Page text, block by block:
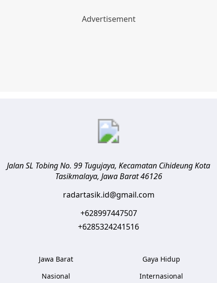
Jalan SL Tobing No. 99 Tugujaya, Kecamatan CihideungKota
Tasikmalaya, Jawa Barat 46126
radartasik.id@gmail.com
+628997447507
+6285324241516
Jawa Barat
Nasional
Gaya Hidup
Internasional